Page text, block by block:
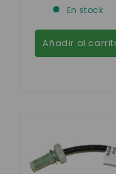
En stock
Añadir al